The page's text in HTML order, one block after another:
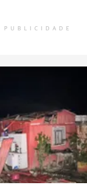
PUBLICIDADE